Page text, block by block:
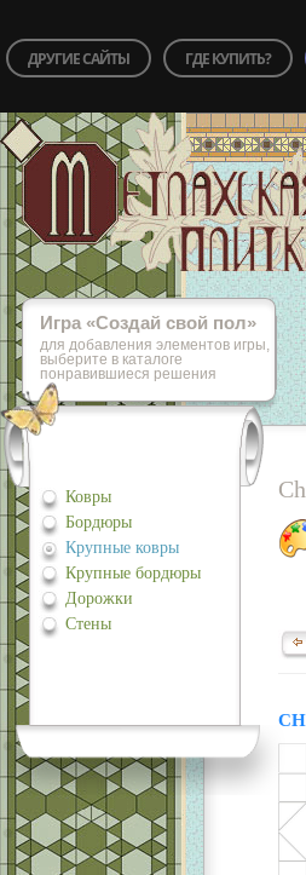
ДРУГИЕ САЙТЫ ГДЕ КУПИТЬ?
Игра «Cоздай свой пол»
для добавления элементов игры,
выберите в каталоге
понравившиеся решения
Ковры
Бордюры
Крупные ковры
Крупные бордюры
Дорожки
Стены